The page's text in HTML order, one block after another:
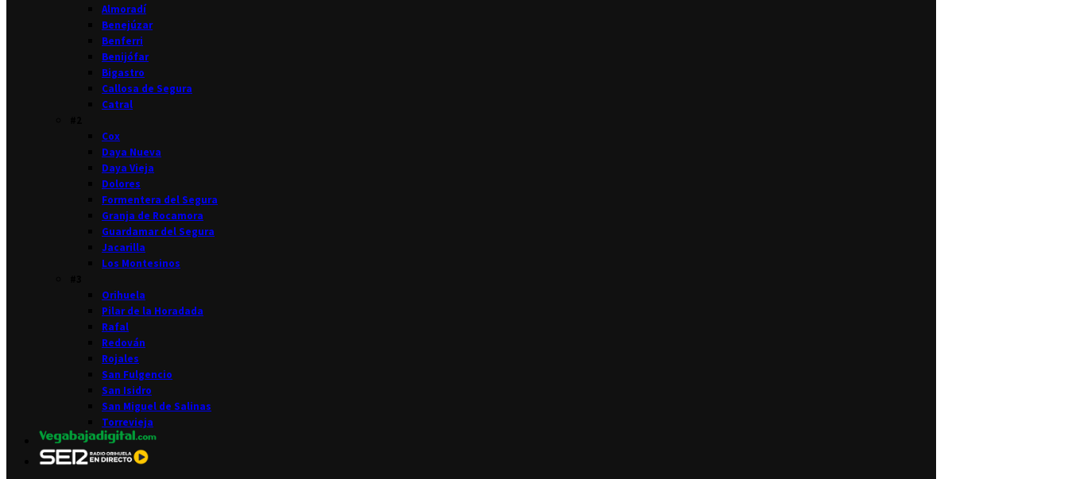
Almoradí
Benejúzar
Benferri
Benijófar
Bigastro
Callosa de Segura
Catral
Cox
Daya Nueva
Daya Vieja
Dolores
Formentera del Segura
Granja de Rocamora
Guardamar del Segura
Jacarilla
Los Montesinos
Orihuela
Pilar de la Horadada
Rafal
Redován
Rojales
San Fulgencio
San Isidro
San Miguel de Salinas
Torrevieja